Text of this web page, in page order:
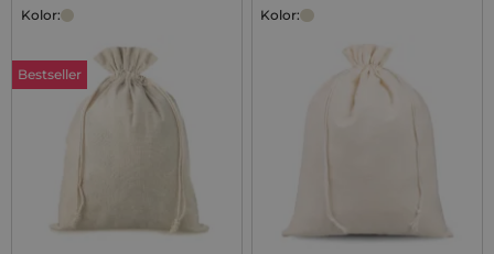
Kolor:
Bestseller
Kolor: